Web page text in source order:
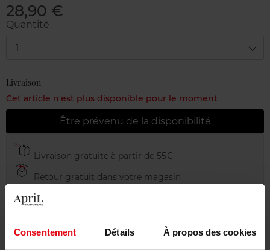
Consentement Détails À propos des cookies
28,90 €
Quantité
1
Livraison
Cet article n'est plus disponible pour le moment
Être prévenu de la disponibilité
Livraison gratuite à partir de 55€
Retour gratuit dans votre magasin
Emballage cadeau offert